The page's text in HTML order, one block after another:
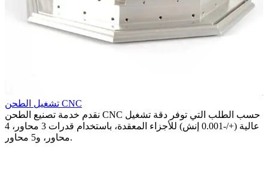
تشغيل الطحن CNC
نقدم خدمة تصنيع الطحن CNC حسب الطلب التي توفر دقة تشغيل
عالية (+/-0.001 إنش) للأجزاء المعقدة، باستخدام قدرات 3 محاور، 4
محاور، و5 محاور.